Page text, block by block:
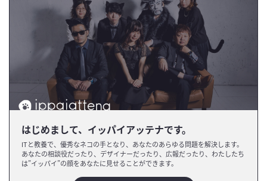
はじめまして、イッパイアッテナです。
ITと教養で、優秀なネコの手となり、あなたのあらゆる問題を解決します。
あなたの相談役だったり、デザイナーだったり、広報だったり、わたしたち
は”イッパイ”の顔をあなたに見せることができます。